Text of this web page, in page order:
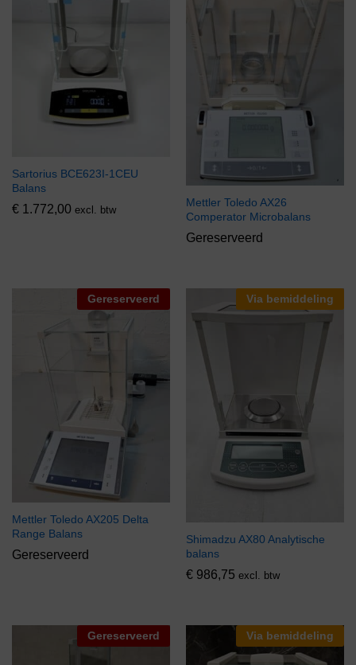
Sartorius BCE623I-1CEU
Balans
€ 1.772,00 excl. btw
Mettler Toledo AX26
Comperator Microbalans
Gereserveerd
Gereserveerd
Mettler Toledo AX205 Delta
Range Balans
Gereserveerd
Via bemiddeling
Shimadzu AX80 Analytische
balans
€ 986,75 excl. btw
Gereserveerd Via bemiddeling